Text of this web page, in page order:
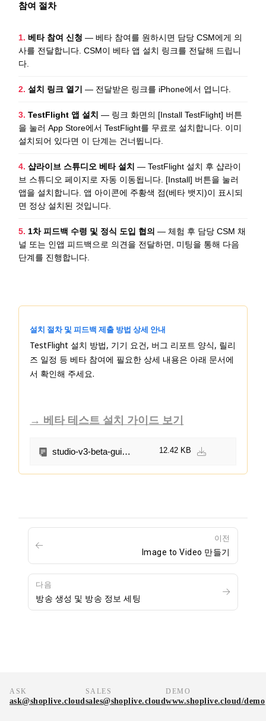
참여 절차
1. 베타 참여 신청 —베타 참여를 원하시면 담당 CSM에게 의
사를 전달합니다. CSM이 베타 앱 설치 링크를 전달해 드립니
다.
2. 설치 링크 열기 — 전달받은 링크를 iPhone에서 엽니다.
3. TestFlight 앱 설치 — 링크 화면의 [Install TestFlight] 버튼
을 눌러 App Store에서 TestFlight를 무료로 설치합니다. 이미
설치되어 있다면 이 단계는 건너뜁니다.
4. 샵라이브 스튜디오 베타 설치 —TestFlight 설치 후 샵라이
브 스튜디오 페이지로 자동 이동됩니다. [Install] 버튼을 눌러
앱을 설치합니다. 앱 아이콘에 주황색 점(베타 뱃지)이 표시되
면 정상 설치된 것입니다.
5. 1차 피드백 수령 및 정식 도입 협의 — 체험 후 담당 CSM 채
널 또는 인앱 피드백으로 의견을 전달하면, 미팅을 통해 다음
단계를 진행합니다.
설치 절차 및 피드백 제출 방법 상세 안내
TestFlight 설치 방법, 기기 요건, 버그 리포트 양식, 릴리
즈 일정 등 베타 참여에 필요한 상세 내용은 아래 문서에
서 확인해 주세요.
→ 베타 테스트 설치 가이드 보기
studio-v3-beta-guide-corrected2026 12.42 KB
이전
Image to Video 만들기
다음
방송 생성 및 방송 정보 세팅
ASK
ask@shoplive.cloud
SALES
sales@shoplive.cloud
DEMO
www.shoplive.cloud/demo